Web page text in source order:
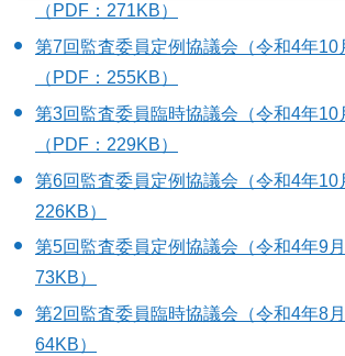
（PDF：271KB）
第7回監査委員定例協議会（令和4年10
（PDF：255KB）
第3回監査委員臨時協議会（令和4年10
（PDF：229KB）
第6回監査委員定例協議会（令和4年10
226KB）
第5回監査委員定例協議会（令和4年9
73KB）
第2回監査委員臨時協議会（令和4年8
64KB）